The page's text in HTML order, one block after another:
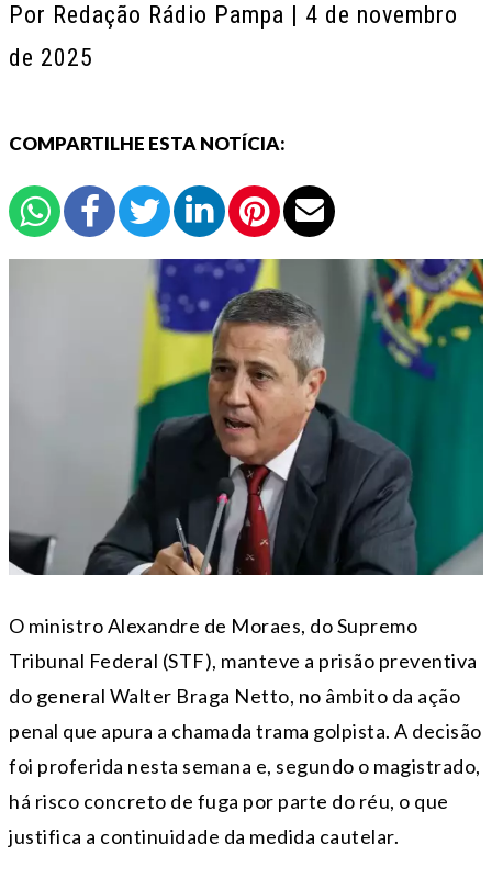
Por Redação Rádio Pampa | 4 de novembro
de 2025
COMPARTILHE ESTA NOTÍCIA:
O ministro Alexandre de Moraes, do Supremo
Tribunal Federal (STF), manteve a prisão preventiva
do general Walter Braga Netto, no âmbito da ação
penal que apura a chamada trama golpista. A decisão
foi proferida nesta semana e, segundo o magistrado,
há risco concreto de fuga por parte do réu, o que
justifica a continuidade da medida cautelar.